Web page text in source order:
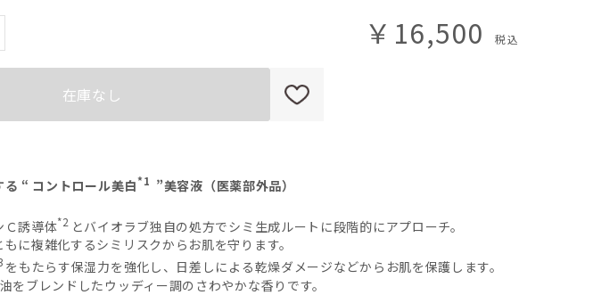
￥16,500
在庫なし
る “ コントロール美白*1 ”美容液（医薬部外品）
誘導体*2 とバイオラブ独自の処方でシミ生成ルートに段階的にアプローチ。
に複雑化するシミリスクからお肌を守ります。
をもたらす保湿力を強化し、日差しによる乾燥ダメージなどからお肌を保護します。
をブレンドしたウッディー調のさわやかな香りです。